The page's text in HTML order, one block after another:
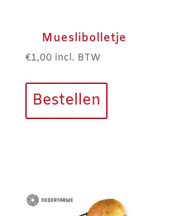
Mueslibolletje
€1,00 incl. BTW
Bestellen